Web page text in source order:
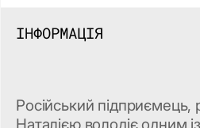
ІНФОРМАЦІЯ
Російський
Наталією володіє одним